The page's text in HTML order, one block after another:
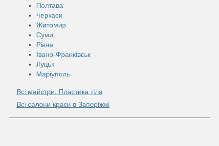
Полтава
Черкаси
Житомир
Суми
Рівне
Івано-Франківськ
Луцьк
Маріуполь
Всі майстри: Пластика тіла
Всі салони краси в Запоріжжі